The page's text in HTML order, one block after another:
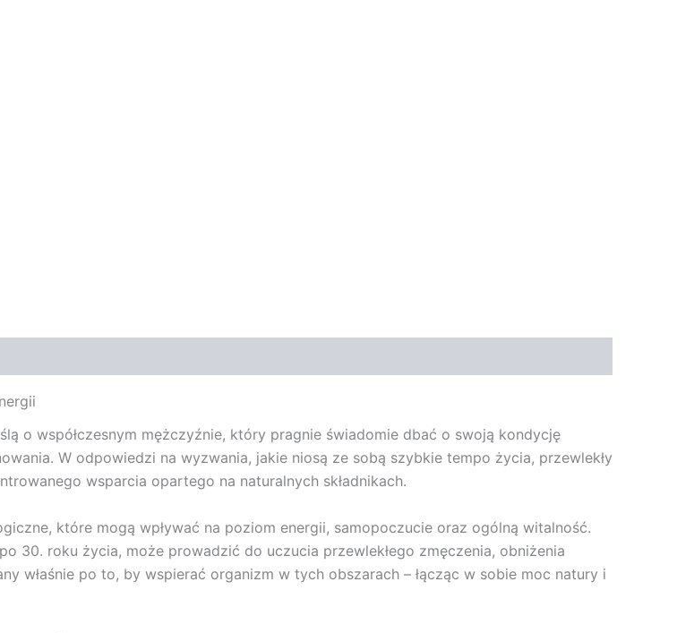
o współczesnym mężczyźnie, który pragnie świadomie dbać o swoją kondycję
W odpowiedzi na wyzwania, jakie niosą ze sobą szybkie tempo życia, przewlekły
wsparcia opartego na naturalnych składnikach.
które mogą wpływać na poziom energii, samopoczucie oraz ogólną witalność.
30. roku życia, może prowadzić do uczucia przewlekłego zmęczenia, obniżenia
właśnie po to, by wspierać organizm w tych obszarach – łącząc w sobie moc natury i